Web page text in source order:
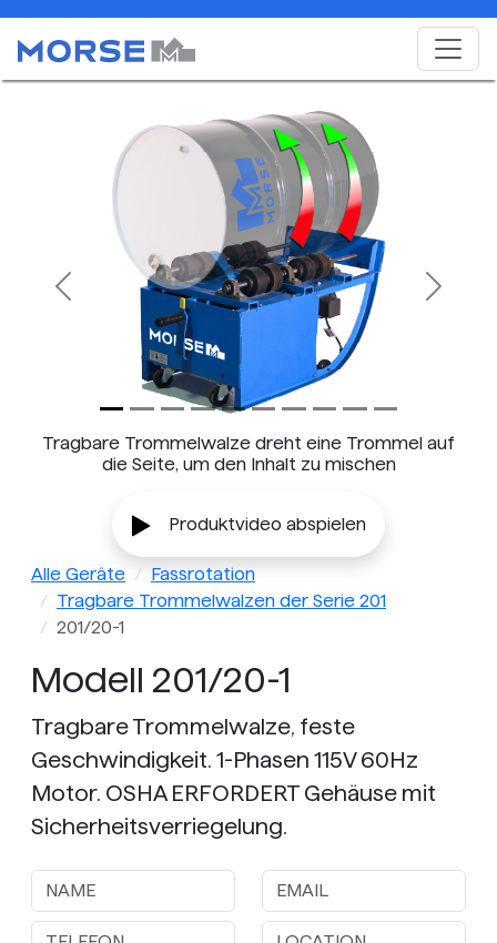
Tragbare Trommelwalze dreht eine Trommel auf
die Seite, um den Inhalt zu mischen
Previous Next
Produktvideo abspielen
Alle Geräte
Fassrotation
Tragbare Trommelwalzen der Serie 201
201/20-1
Modell 201/20-1
Tragbare Trommelwalze, feste
Geschwindigkeit. 1-Phasen 115V 60Hz
Motor. OSHA ERFORDERT Gehäuse mit
Sicherheitsverriegelung.